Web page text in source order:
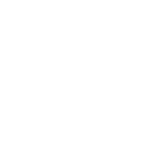
klimatizací, výběrem kávy Illy,
a kulturněhistorických památek.